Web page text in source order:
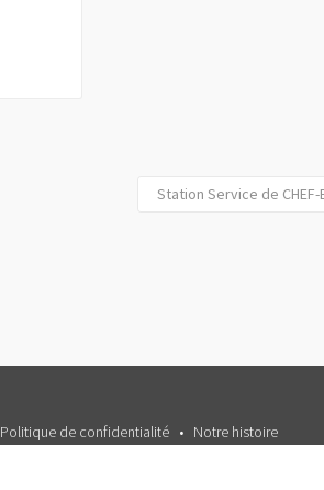
Station Service de CHEF-
Politique de confidentialité Notre histoire